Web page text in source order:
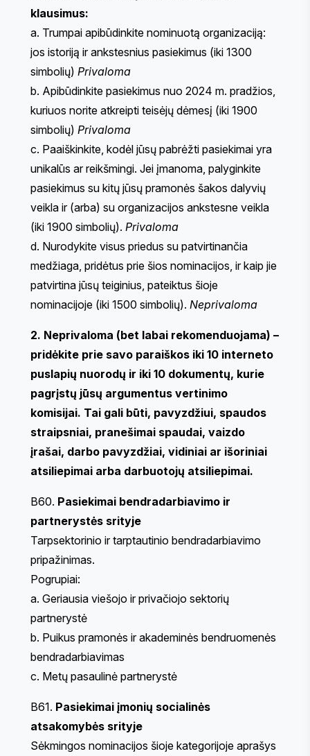
klausimus:
a. Trumpai apibūdinkite nominuotą organizaciją:
jos istoriją ir ankstesnius pasiekimus (iki 1300
simbolių) Privaloma
b. Apibūdinkite pasiekimus nuo 2024 m. pradžios,
kuriuos norite atkreipti teisėjų dėmesį (iki 1900
simbolių) Privaloma
c. Paaiškinkite, kodėl jūsų pabrėžti pasiekimai yra
unikalūs ar reikšmingi. Jei įmanoma, palyginkite
pasiekimus su kitų jūsų pramonės šakos dalyvių
veikla ir (arba) su organizacijos ankstesne veikla
(iki 1900 simbolių). Privaloma
d. Nurodykite visus priedus su patvirtinančia
medžiaga, pridėtus prie šios nominacijos, ir kaip jie
patvirtina jūsų teiginius, pateiktus šioje
nominacijoje (iki 1500 simbolių). Neprivaloma
2. Neprivaloma (bet labai rekomenduojama) –
pridėkite prie savo paraiškos iki 10 interneto
puslapių nuorodų ir iki 10 dokumentų, kurie
pagrįstų jūsų argumentus vertinimo
komisijai. Tai gali būti, pavyzdžiui, spaudos
straipsniai, pranešimai spaudai, vaizdo
įrašai, darbo pavyzdžiai, vidiniai ar išoriniai
atsiliepimai arba darbuotojų atsiliepimai.
B60. Pasiekimai bendradarbiavimo ir
partnerystės srityje
Tarpsektorinio ir tarptautinio bendradarbiavimo
pripažinimas.
Pogrupiai:
a. Geriausia viešojo ir privačiojo sektorių
partnerystė
b. Puikus pramonės ir akademinės bendruomenės
bendradarbiavimas
c. Metų pasaulinė partnerystė
B61. Pasiekimai įmonių socialinės
atsakomybės srityje
Sėkmingos nominacijos šioje kategorijoje aprašys